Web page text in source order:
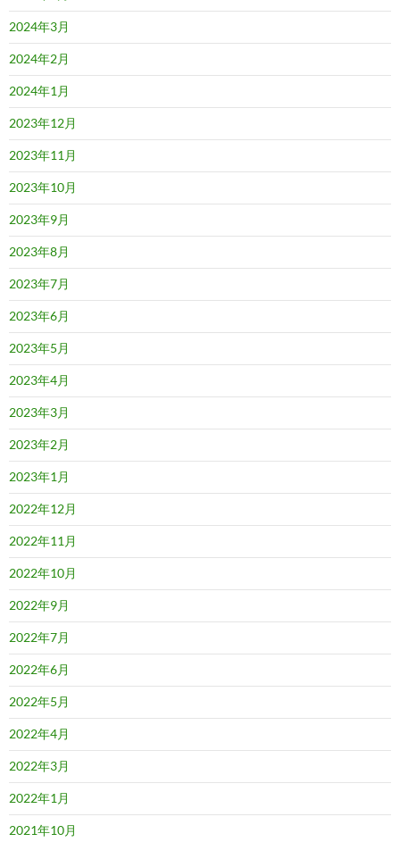
2024年3月
2024年2月
2024年1月
2023年12月
2023年11月
2023年10月
2023年9月
2023年8月
2023年7月
2023年6月
2023年5月
2023年4月
2023年3月
2023年2月
2023年1月
2022年12月
2022年11月
2022年10月
2022年9月
2022年7月
2022年6月
2022年5月
2022年4月
2022年3月
2022年1月
2021年10月